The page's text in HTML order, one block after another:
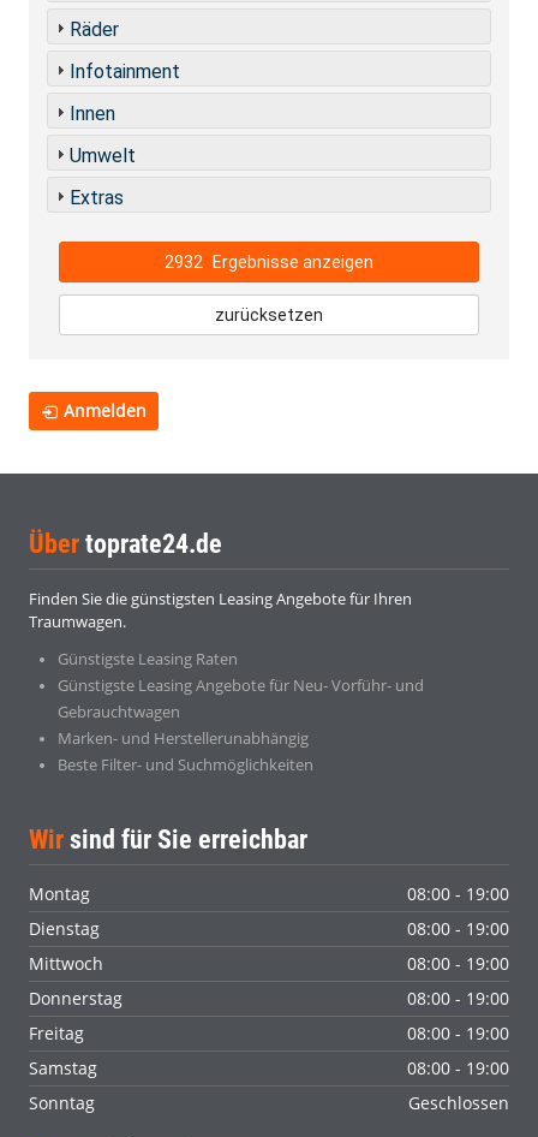
Räder
Infotainment
Innen
Umwelt
Extras
2932 Ergebnisse anzeigen
zurücksetzen
Anmelden
Über toprate24.de
Finden Sie die günstigsten Leasing Angebote für Ihren
Traumwagen.
Günstigste Leasing Raten
Günstigste Leasing Angebote für Neu- Vorführ- und
Gebrauchtwagen
Marken- und Herstellerunabhängig
Beste Filter- und Suchmöglichkeiten
Wir sind für Sie erreichbar
Montag
08:00 - 19:00
Dienstag
08:00 - 19:00
Mittwoch
08:00 - 19:00
Donnerstag
08:00 - 19:00
Freitag
08:00 - 19:00
Samstag
08:00 - 19:00
Sonntag
Geschlossen